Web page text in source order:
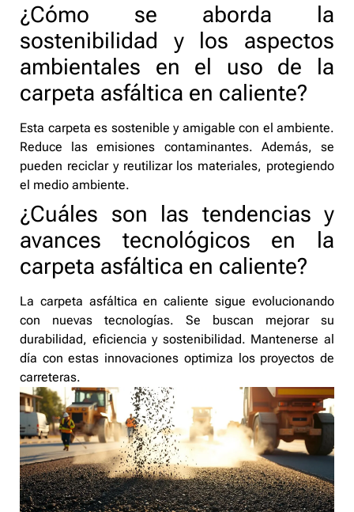
¿Cómo se aborda la
sostenibilidad y los aspectos
ambientales en el uso de la
carpeta asfáltica en caliente?
Esta carpeta es sostenible y amigable con el ambiente.
Reduce las emisiones contaminantes. Además, se
pueden reciclar y reutilizar los materiales, protegiendo
el medio ambiente.
¿Cuáles son las tendencias y
avances tecnológicos en la
carpeta asfáltica en caliente?
La carpeta asfáltica en caliente sigue evolucionando
con nuevas tecnologías. Se buscan mejorar su
durabilidad, eficiencia y sostenibilidad. Mantenerse al
día con estas innovaciones optimiza los proyectos de
carreteras.